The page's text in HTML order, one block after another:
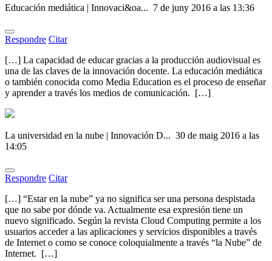
Educación mediática | Innovaci&oa... 7 de juny 2016 a las 13:36
Respondre Citar
[…] La capacidad de educar gracias a la producción audiovisual es
una de las claves de la innovación docente. La educación mediática
o también conocida como Media Education es el proceso de enseñar
y aprender a través los medios de comunicación. […]
La universidad en la nube | Innovación D... 30 de maig 2016 a las
14:05
Respondre Citar
[…] “Estar en la nube” ya no significa ser una persona despistada
que no sabe por dónde va. Actualmente esa expresión tiene un
nuevo significado. Según la revista Cloud Computing permite a los
usuarios acceder a las aplicaciones y servicios disponibles a través
de Internet o como se conoce coloquialmente a través “la Nube” de
Internet. […]